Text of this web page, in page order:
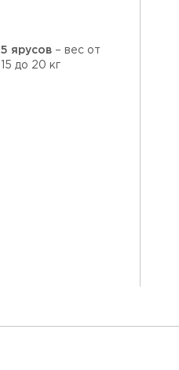
5 ярусов – вес от
15 до 20 кг